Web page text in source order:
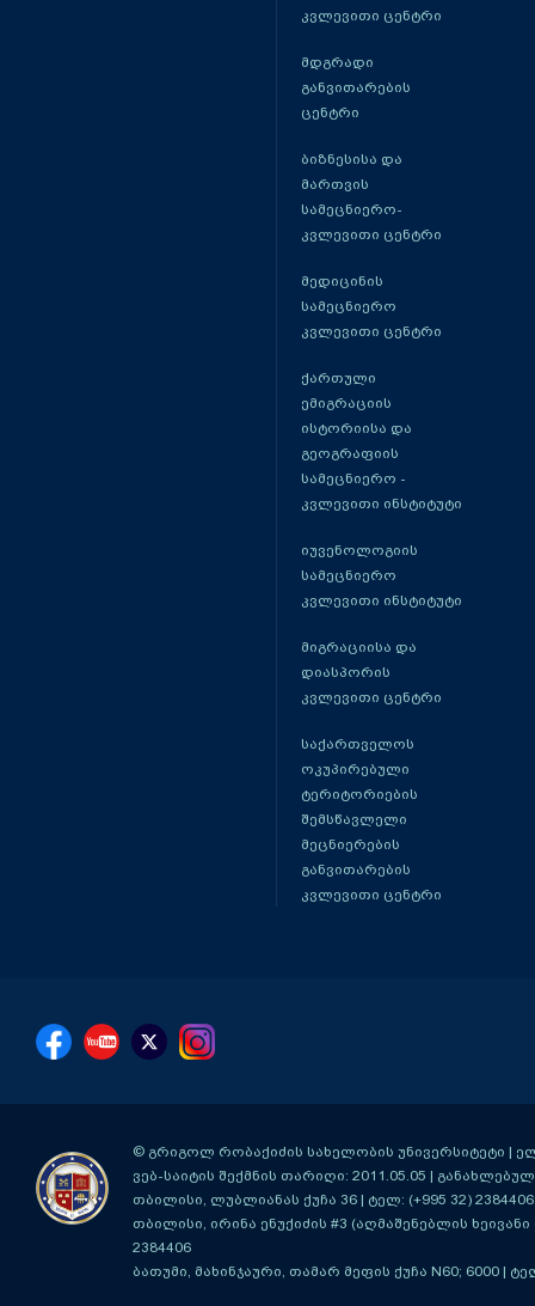
კვლევითი ცენტრი
მდგრადი
განვითარების
ცენტრი
ბიზნესისა და
მართვის
სამეცნიერო-
კვლევითი ცენტრი
მედიცინის
სამეცნიერო
კვლევითი ცენტრი
ქართული
ემიგრაციის
ისტორიისა და
გეოგრაფიის
სამეცნიერო -
კვლევითი ინსტიტუტი
იუვენოლოგიის
სამეცნიერო
კვლევითი ინსტიტუტი
მიგრაციისა და
დიასპორის
კვლევითი ცენტრი
საქართველოს
ოკუპირებული
ტერიტორიების
შემსწავლელი
მეცნიერების
განვითარების
კვლევითი ცენტრი
© გრიგოლ რობაქიძის სახელობის უნივერსიტეტი |
ვებ-საიტის შექმნის თარიღი: 2011.05.05 |
თბილისი, ლუბლიანას ქუჩა 36 | ტელ: (+995 32)
თბილისი, ირინა ენუქიძის #3 (აღმაშენებლის ხეივანი
2384406
ბათუმი, მახინჯაური, თამარ მეფის ქუჩა N60; 6000 |